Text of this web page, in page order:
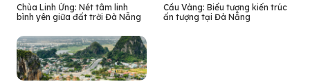
Chùa Linh Ứng: Nét tâm linh
bình yên giữa đất trời Đà Nẵng
Cầu Vàng: Biểu tượng kiến trúc
ấn tượng tại Đà Nẵng